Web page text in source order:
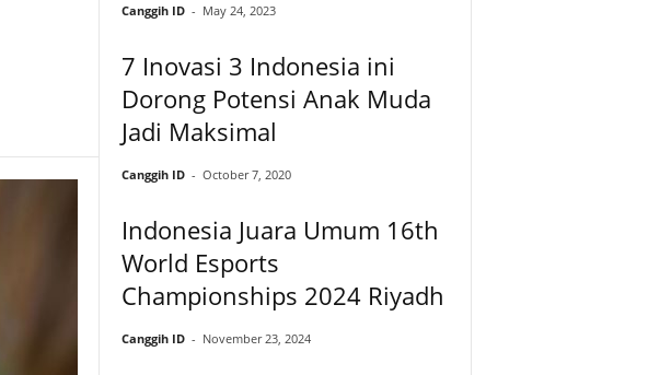
Canggih ID - May 24, 2023
7 Inovasi 3 Indonesia ini
Dorong Potensi Anak Muda
Jadi Maksimal
Canggih ID - October 7, 2020
Indonesia Juara Umum 16th
World Esports
Championships 2024 Riyadh
Canggih ID - November 23, 2024